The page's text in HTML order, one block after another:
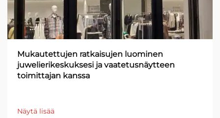
Mukautettujen ratkaisujen luominen
juwelierikeskuksesi ja vaatetusnäytteen
toimittajan kanssa
Näytä lisää